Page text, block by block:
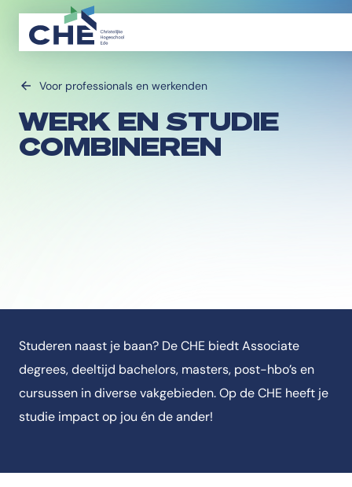
Voor professionals en werkenden
WERK EN STUDIE
COMBINEREN
Studeren naast je baan? De CHE biedt Associate
degrees, deeltijd bachelors, masters, post-hbo’s en
cursussen in diverse vakgebieden. Op de CHE heeft je
studie impact op jou én de ander!